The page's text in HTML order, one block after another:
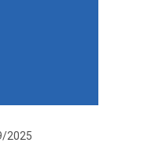
2025